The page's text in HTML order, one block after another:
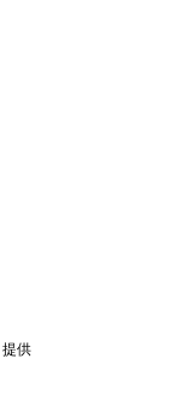
提供